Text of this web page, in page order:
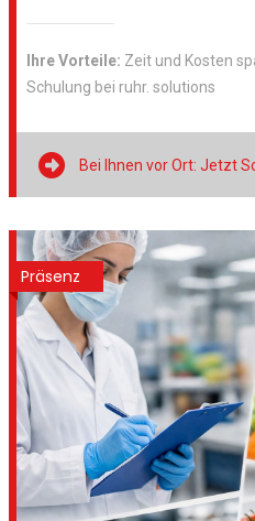
Ihre Vorteile: Zeit und Kosten
Schulung bei ruhr. solutions
 Bei Ihnen vor Ort: Jetzt
Präsenz